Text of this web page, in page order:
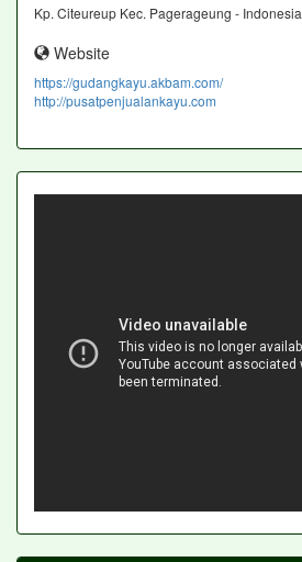
Kp. Citeureup Kec. Pagerageung - Indonesia
Website
https://gudangkayu.akbam.com/
http://pusatpenjualankayu.com